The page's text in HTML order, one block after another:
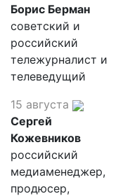
Борис Берман
советский и
российский
тележурналист и
телеведущий
15 августа
Сергей
Кожевников
российский
медиаменеджер,
продюсер,